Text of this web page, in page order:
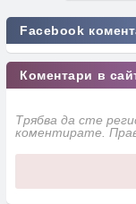
Facebook
Коментари в
Трябва да сте
коментирате.